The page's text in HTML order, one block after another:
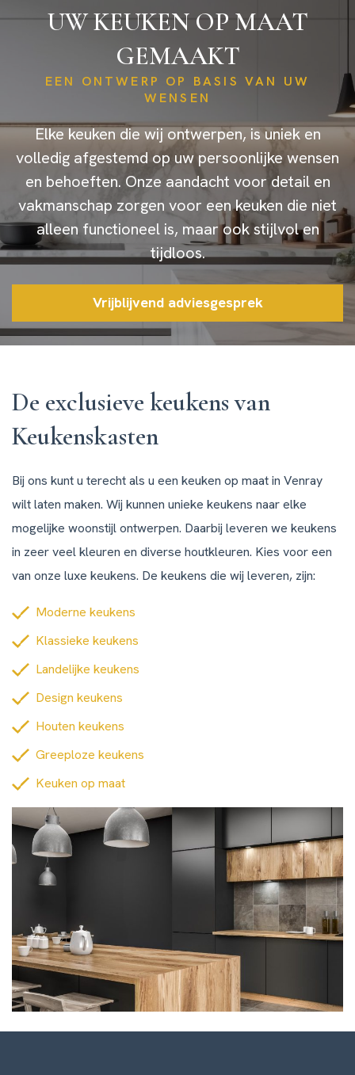
UW KEUKEN OP MAAT
GEMAAKT
EEN ONTWERP OP BASIS VAN UW
WENSEN
Elke keuken die wij ontwerpen, is uniek en
volledig afgestemd op uw persoonlijke wensen
en behoeften. Onze aandacht voor detail en
vakmanschap zorgen voor een keuken die niet
alleen functioneel is, maar ook stijlvol en
tijdloos.
Vrijblijvend adviesgesprek
De exclusieve keukens van
Keukenskasten
Bij ons kunt u terecht als u een keuken op maat in Venray
wilt laten maken. Wij kunnen unieke keukens naar elke
mogelijke woonstijl ontwerpen. Daarbij leveren we keukens
in zeer veel kleuren en diverse houtkleuren. Kies voor een
van onze luxe keukens. De keukens die wij leveren, zijn:
Moderne keukens
Klassieke keukens
Landelijke keukens
Design keukens
Houten keukens
Greeploze keukens
Keuken op maat